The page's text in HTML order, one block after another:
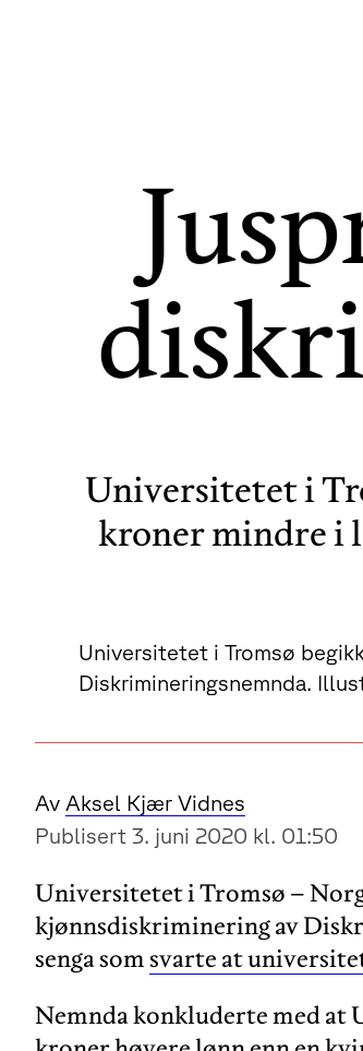
Universitetet i
kroner mindre i
Universitetet i Tromsø
Diskrimineringsnemnda.
Av Aksel Kjær Vidnes
Publisert 3. juni 2020 kl. 01:50
Universitetet i Tromsø –
kjønnsdiskriminering av
senga somsvarte at
Nemnda konkluderte med at